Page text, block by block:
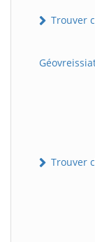
Trouver
Trouver